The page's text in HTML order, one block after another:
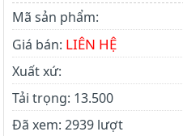
Mã sản phẩm:
Giá bán: LIÊN HỆ
Xuất xứ:
Tải trọng: 13.500
Đã xem: 2939 lượt